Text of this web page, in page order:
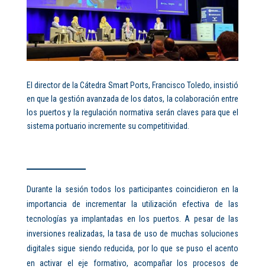
El director de la Cátedra Smart Ports, Francisco Toledo, insistió
en que la gestión avanzada de los datos, la colaboración entre
los puertos y la regulación normativa serán claves para que el
sistema portuario incremente su competitividad.
Durante la sesión todos los participantes coincidieron en la
importancia de incrementar la utilización efectiva de las
tecnologías ya implantadas en los puertos. A pesar de las
inversiones realizadas, la tasa de uso de muchas soluciones
digitales sigue siendo reducida, por lo que se puso el acento
en activar el eje formativo, acompañar los procesos de